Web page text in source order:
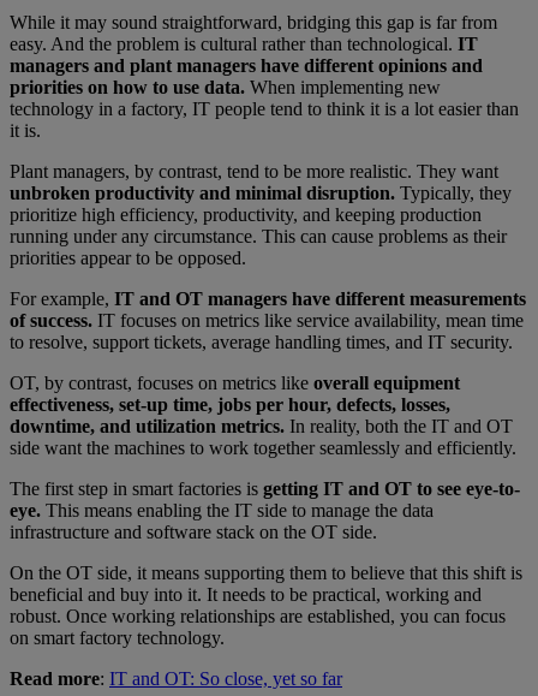
While it may sound straightforward, bridging this gap is far from
easy. And the problem is cultural rather than technological. IT
managers and plant managers have different opinions and
priorities on how to use data. When implementing new
technology in a factory, IT people tend to think it is a lot easier than
it is.
Plant managers, by contrast, tend to be more realistic. They want
unbroken productivity and minimal disruption. Typically, they
prioritize high efficiency, productivity, and keeping production
running under any circumstance. This can cause problems as their
priorities appear to be opposed.
For example, IT and OT managers have different measurements
of success. IT focuses on metrics like service availability, mean time
to resolve, support tickets, average handling times, and IT security.
OT, by contrast, focuses on metrics like overall equipment
effectiveness, set-up time, jobs per hour, defects, losses,
downtime, and utilization metrics. In reality, both the IT and OT
side want the machines to work together seamlessly and efficiently.
The first step in smart factories is getting IT and OT to see eye-to-
eye. This means enabling the IT side to manage the data
infrastructure and software stack on the OT side.
On the OT side, it means supporting them to believe that this shift is
beneficial and buy into it. It needs to be practical, working and
robust. Once working relationships are established, you can focus
on smart factory technology.
Read more: IT and OT: So close, yet so far